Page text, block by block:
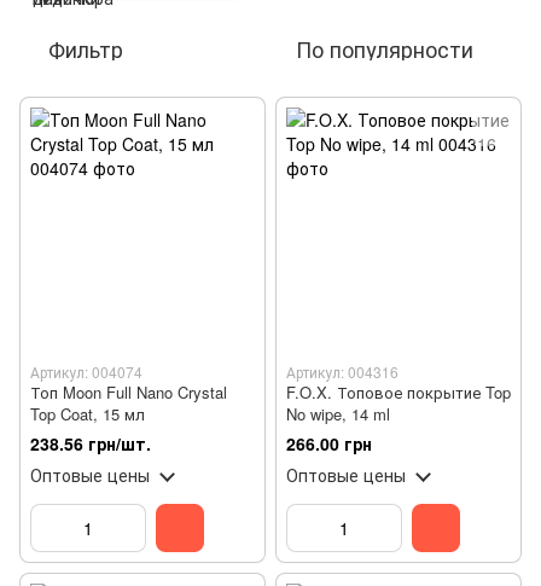
Фильтр По популярности
Артикул: 004074
Топ Moon Full Nano Crystal
Top Coat, 15 мл
238.56 грн/шт.
Оптовые цены
Артикул: 004316
F.O.X. Топовое покрытие Top
No wipe, 14 ml
266.00 грн
Оптовые цены